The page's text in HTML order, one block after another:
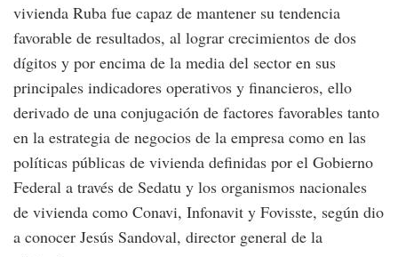
vivienda Ruba fue capaz de mantener su tendencia
favorable de resultados, al lograr crecimientos de dos
dígitos y por encima de la media del sector en sus
principales indicadores operativos y financieros, ello
derivado de una conjugación de factores favorables tanto
en la estrategia de negocios de la empresa como en las
políticas públicas de vivienda definidas por el Gobierno
Federal a través de Sedatu y los organismos nacionales
de vivienda como Conavi, Infonavit y Fovisste, según dio
a conocer Jesús Sandoval, director general de la